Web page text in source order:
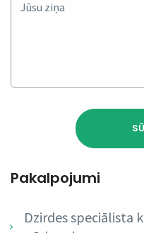
Pakalpojumi
Dzirdes speciālista